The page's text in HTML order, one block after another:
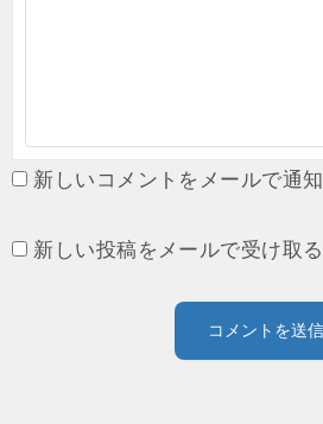
新しいコメントをメールで通知
新しい投稿をメールで受け取る